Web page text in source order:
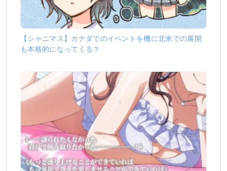
【シャニマス】カナダでのイベントを機に北米での展開
も本格的になってくる？